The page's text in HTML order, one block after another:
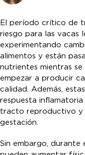
El período crítico de
riesgo para las vacas
experimentando
alimentos y están
nutrientes mientras
empezar a producir
calidad. Además,
respuesta
tracto reproductivo y
gestación.
Sin embargo, durante